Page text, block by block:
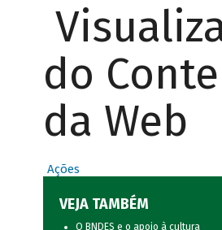
do
da Web
Ações
VEJA TAMBÉM
O BNDES e o apoio à cultura